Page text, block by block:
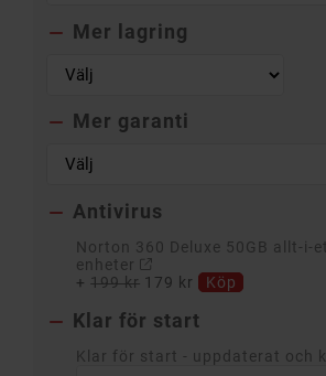
 Mer lagring
 Mer garanti
 Antivirus
Norton 360 Deluxe 50GB allt-i-
enheter
+199 kr 179 kr Köp
 Klar för start
Klar för start - uppdaterat och